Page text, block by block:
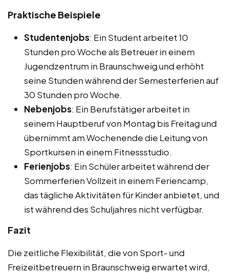
Praktische Beispiele
Studentenjobs: Ein Student arbeitet 10
Stunden pro Woche als Betreuer in einem
Jugendzentrum in Braunschweig und erhöht
seine Stunden während der Semesterferien auf
30 Stunden pro Woche.
Nebenjobs: Ein Berufstätiger arbeitet in
seinem Hauptberuf von Montag bis Freitag und
übernimmt am Wochenende die Leitung von
Sportkursen in einem Fitnessstudio.
Ferienjobs: Ein Schüler arbeitet während der
Sommerferien Vollzeit in einem Feriencamp,
das tägliche Aktivitäten für Kinder anbietet, und
ist während des Schuljahres nicht verfügbar.
Fazit
Die zeitliche Flexibilität, die von Sport- und
Freizeitbetreuern in Braunschweig erwartet wird,